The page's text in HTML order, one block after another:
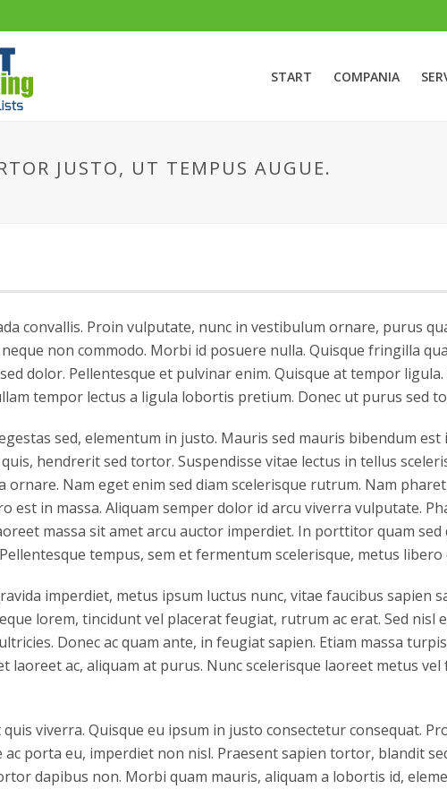
START COMPANIA
JUSTO, UT TEMPUS AUGUE.
convallis. Proin vulputate, nunc in vestibulum ornare, purus
non commodo. Morbi id posuere nulla. Quisque fringilla
dolor. Pellentesque et pulvinar enim. Quisque at tempor
tempor lectus a ligula lobortis pretium. Donec ut purus sed
sed, elementum in justo. Mauris sed mauris bibendum
hendrerit sed tortor. Suspendisse vitae lectus in tellus
Nam eget enim sed diam scelerisque rutrum. Nam
in massa. Aliquam semper dolor id arcu viverra vulputate.
massa sit amet arcu auctor imperdiet. In porttitor quam
tempus, sem et fermentum scelerisque, metus
imperdiet, metus ipsum luctus nunc, vitae faucibus sapien
lorem, tincidunt vel placerat feugiat, rutrum ac erat. Sed nisl
Donec ac quam ante, in feugiat sapien. Etiam massa
laoreet ac, aliquam at purus. Nunc scelerisque laoreet metus
viverra. Quisque eu ipsum in justo consectetur consequat.
porta eu, imperdiet non nisl. Praesent sapien tortor, blandit
dapibus non. Morbi quam mauris, aliquam a lobortis id,